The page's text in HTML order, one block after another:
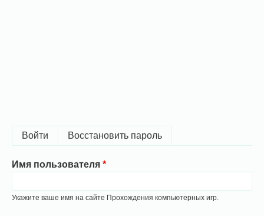
Главные
вкладки
Войти (активная вкладка)
Восстановить пароль
Имя пользователя
Укажите ваше имя на сайте Прохождения компьютерных игр.